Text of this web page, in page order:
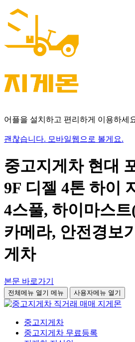
어플을 설치하고 편리하게 이용하세
괜찮습니다. 모바일웹으로 볼게요.
중고지게차 현대
9F 디젤 4톤 하이
4스풀, 하이마스
카메라, 안전경보
게차
본문 바로가기
전체메뉴 열기 메뉴 사용자메뉴 열기
중고지게차
중고지게차 무료등록